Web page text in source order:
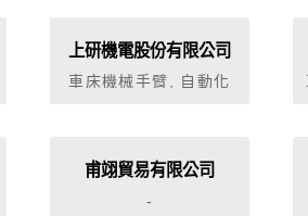
臂,伺服馬達驅動器,量
測設備及其另件,X-Y定
位平台
上研機電股份有限公司
車床機械手臂, 自動化
甫翊貿易有限公司
-